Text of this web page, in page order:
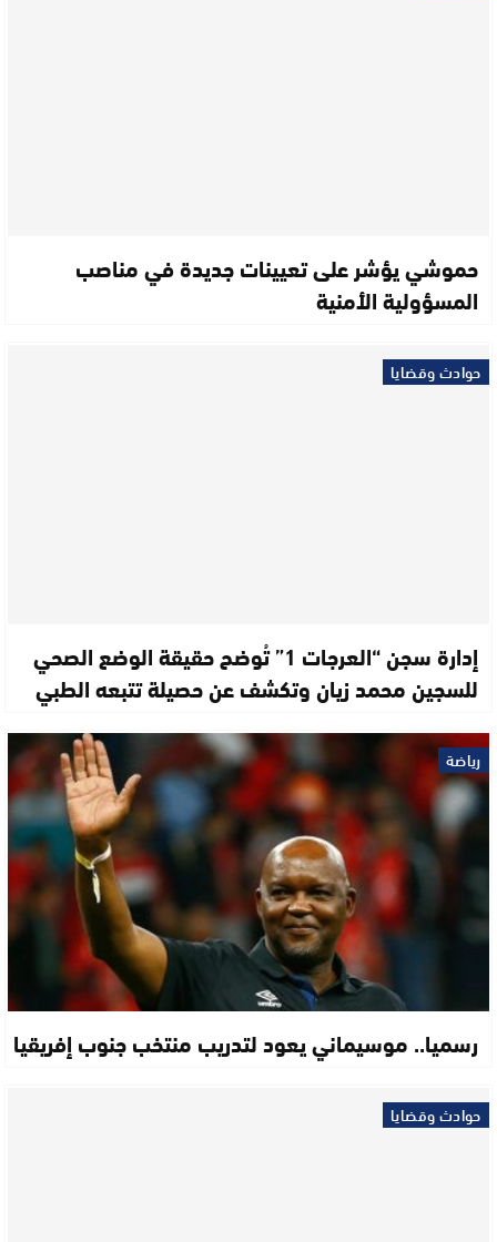
حموشي يؤشر على تعيينات جديدة في مناصب
المسؤولية الأمنية
حوادث وقضايا
إدارة سجن “العرجات 1” تُوضح حقيقة الوضع الصحي
للسجين محمد زيان وتكشف عن حصيلة تتبعه الطبي
رياضة
رسميا.. موسيماني يعود لتدريب منتخب جنوب إفريقيا
حوادث وقضايا